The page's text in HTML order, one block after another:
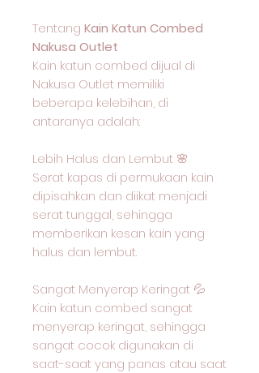
Tentang Kain Katun Combed
Nakusa Outlet
Kain katun combed dijual di
Nakusa Outlet memiliki
beberapa kelebihan, di
antaranya adalah:
Lebih Halus dan Lembut 🌸
Serat kapas di permukaan kain
dipisahkan dan diikat menjadi
serat tunggal, sehingga
memberikan kesan kain yang
halus dan lembut.
Sangat Menyerap Keringat 💦
Kain katun combed sangat
menyerap keringat, sehingga
sangat cocok digunakan di
saat-saat yang panas atau saat